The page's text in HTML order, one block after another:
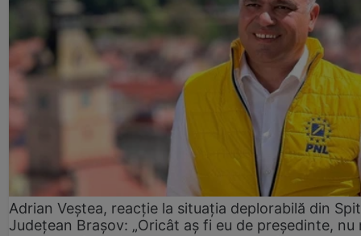
Adrian Veștea, reacție la situația deplorabilă din
Județean Brașov: „Oricât aș fi eu de președinte, nu